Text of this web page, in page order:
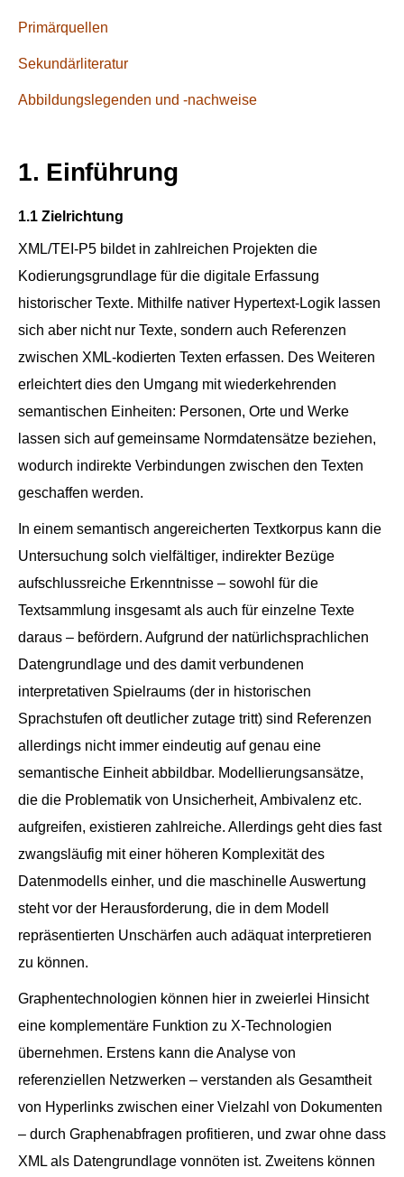
Primärquellen
Sekundärliteratur
Abbildungslegenden und -nachweise
1. Einführung
1.1 Zielrichtung
XML/TEI-P5 bildet in zahlreichen Projekten die
Kodierungsgrundlage für die digitale Erfassung
historischer Texte. Mithilfe nativer Hypertext-Logik lassen
sich aber nicht nur Texte, sondern auch Referenzen
zwischen XML-kodierten Texten erfassen. Des Weiteren
erleichtert dies den Umgang mit wiederkehrenden
semantischen Einheiten: Personen, Orte und Werke
lassen sich auf gemeinsame Normdatensätze beziehen,
wodurch indirekte Verbindungen zwischen den Texten
geschaffen werden.
In einem semantisch angereicherten Textkorpus kann die
Untersuchung solch vielfältiger, indirekter Bezüge
aufschlussreiche Erkenntnisse – sowohl für die
Textsammlung insgesamt als auch für einzelne Texte
daraus – befördern. Aufgrund der natürlichsprachlichen
Datengrundlage und des damit verbundenen
interpretativen Spielraums (der in historischen
Sprachstufen oft deutlicher zutage tritt) sind Referenzen
allerdings nicht immer eindeutig auf genau eine
semantische Einheit abbildbar. Modellierungsansätze,
die die Problematik von Unsicherheit, Ambivalenz etc.
aufgreifen, existieren zahlreiche. Allerdings geht dies fast
zwangsläufig mit einer höheren Komplexität des
Datenmodells einher, und die maschinelle Auswertung
steht vor der Herausforderung, die in dem Modell
repräsentierten Unschärfen auch adäquat interpretieren
zu können.
Graphentechnologien können hier in zweierlei Hinsicht
eine komplementäre Funktion zu X-Technologien
übernehmen. Erstens kann die Analyse von
referenziellen Netzwerken – verstanden als Gesamtheit
von Hyperlinks zwischen einer Vielzahl von Dokumenten
– durch Graphenabfragen profitieren, und zwar ohne dass
XML als Datengrundlage vonnöten ist. Zweitens können